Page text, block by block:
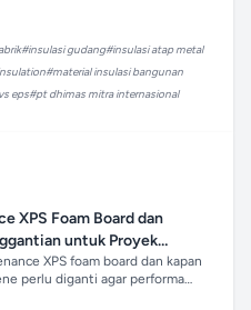
#insulasi gudang#insulasi atap metal
#material insulasi bangunan
eps#pt dhimas mitra internasional
XPS Foam Board dan
untuk Proyek
XPS foam board dan kapan
perlu diganti agar performa
dan efisiensi energi terjaga.